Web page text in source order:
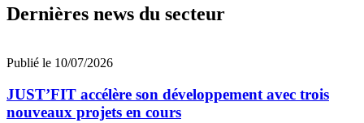
Dernières news du secteur
Publié le 10/07/2026
JUST’FIT accélère son développement avec trois
nouveaux projets en cours